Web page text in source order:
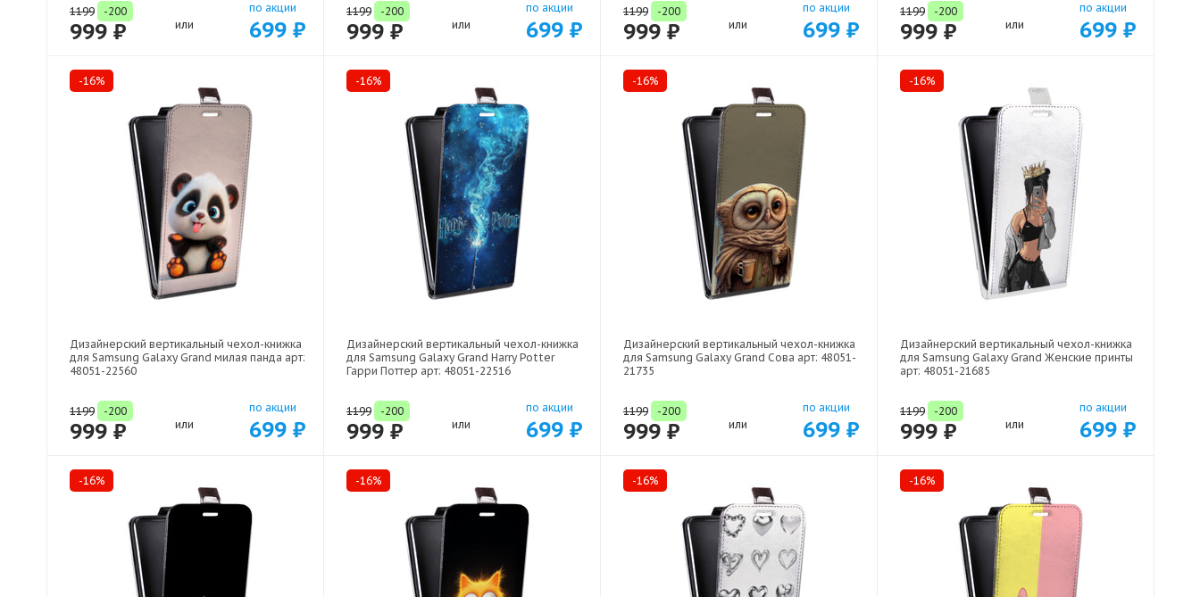
1199 -200
999 ₽ или
по акции
699 ₽
1199 -200
999 ₽ или
по акции
699 ₽
1199 -200
999 ₽ или
по акции
699 ₽
1199 -200
999 ₽ или
по акции
699 ₽
-16%
Дизайнерский вертикальный чехол-книжка
для Samsung Galaxy Grand милая панда арт:
48051-22560
1199 -200
999 ₽ или
по акции
699 ₽
-16%
Дизайнерский вертикальный чехол-книжка
для Samsung Galaxy Grand Harry Potter
Гарри Поттер арт: 48051-22516
1199 -200
999 ₽ или
по акции
699 ₽
-16%
Дизайнерский вертикальный чехол-книжка
для Samsung Galaxy Grand Сова арт: 48051-
21735
1199 -200
999 ₽ или
по акции
699 ₽
-16%
Дизайнерский вертикальный чехол-книжка
для Samsung Galaxy Grand Женские принты
арт: 48051-21685
1199 -200
999 ₽ или
по акции
699 ₽
-16% -16% -16% -16%